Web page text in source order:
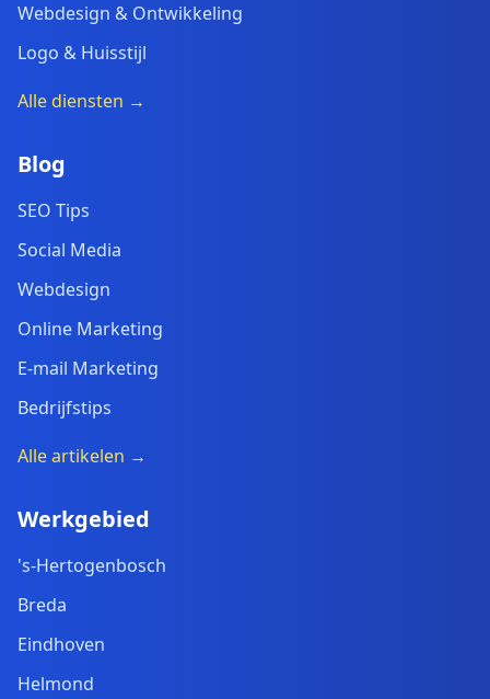
Webdesign & Ontwikkeling
Logo & Huisstijl
Alle diensten →
Blog
SEO Tips
Social Media
Webdesign
Online Marketing
E-mail Marketing
Bedrijfstips
Alle artikelen →
Werkgebied
's-Hertogenbosch
Breda
Eindhoven
Helmond